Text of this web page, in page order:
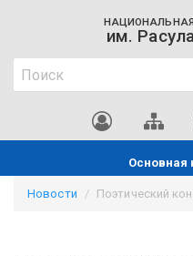
содержанию
им.
Поиск
Поиск
Основная
Новости Поэтический